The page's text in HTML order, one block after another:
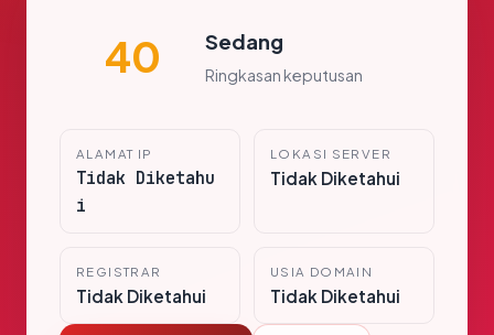
40 Sedang
Ringkasan keputusan
ALAMAT IP
Tidak Diketahu
i
LOKASI SERVER
Tidak Diketahui
REGISTRAR
Tidak Diketahui
USIA DOMAIN
Tidak Diketahui